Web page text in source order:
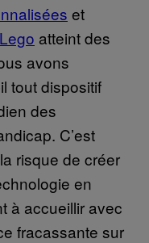
et
atteint des
avons
tout dispositif
des
C’est
risque de créer
en
à accueillir avec
fracassante sur